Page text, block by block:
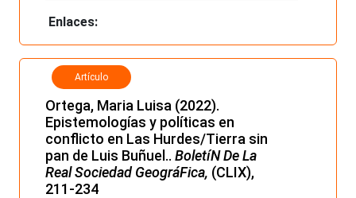
Enlaces:
Artículo
Ortega, Maria Luisa (2022).
Epistemologías y políticas en
conflicto en Las Hurdes/Tierra sin
pan de Luis Buñuel.. BoletíN De La
Real Sociedad GeográFica, (CLIX),
211-234